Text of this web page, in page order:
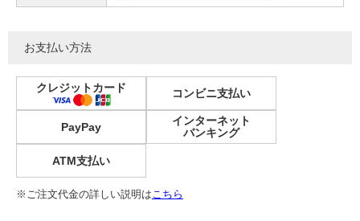
お支払い方法
クレジットカード コンビニ支払い
PayPay
インターネット
バンキング
ATM支払い
※ご注文代金の詳しい説明はこちら